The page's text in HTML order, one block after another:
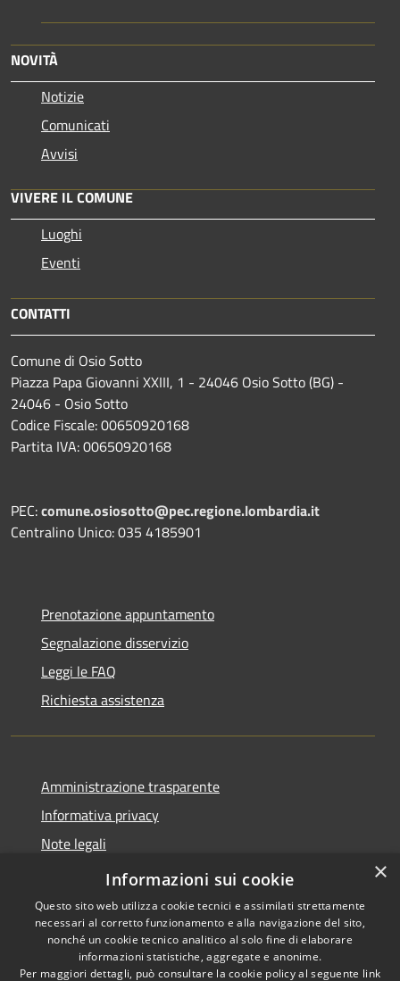
NOVITÀ
Notizie
Comunicati
Avvisi
VIVERE IL COMUNE
Luoghi
Eventi
CONTATTI
Comune di Osio Sotto
Piazza Papa Giovanni XXIII, 1 - 24046 Osio Sotto (BG) -
24046 - Osio Sotto
Codice Fiscale: 00650920168
Partita IVA: 00650920168
PEC:comune.osiosotto@pec.regione.lombardia.it
Centralino Unico: 035 4185901
Prenotazione appuntamento
Segnalazione disservizio
Leggi le FAQ
Richiesta assistenza
Amministrazione trasparente
Informativa privacy
Note legali
Dichiarazione di accessibilità 2025
Copyright © 2026 • Comune di
×
Informazioni sui cookie
Questo sito web utilizza cookie tecnici e assimilati strettamente
necessari al corretto funzionamento e alla navigazione del sito,
nonché un cookie tecnico analitico al solo fine di elaborare
informazioni statistiche, aggregate e anonime.
Per maggiori dettagli, può consultare la cookie policy al seguente link